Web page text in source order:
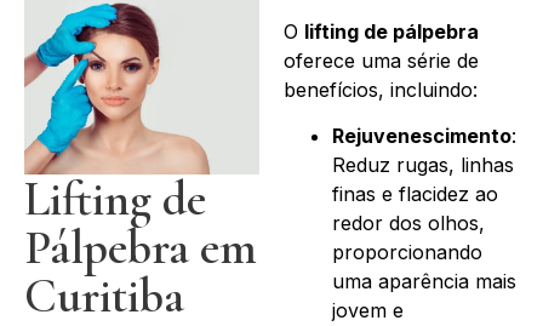
Lifting de
Pálpebra em
Curitiba
O lifting de pálpebra
oferece uma série de
benefícios, incluindo:
Rejuvenescimento:
Reduz rugas, linhas
finas e flacidez ao
redor dos olhos,
proporcionando
uma aparência mais
jovem e